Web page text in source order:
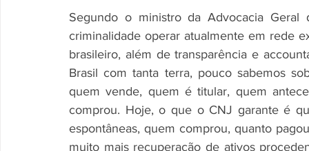
Segundo o ministro da Advocacia
criminalidade operar atualmente em rede
brasileiro, além de transparência e
Brasil com tanta terra, pouco sabemos
quem vende, quem é titular, quem
comprou. Hoje, o que o CNJ garante é
espontâneas, quem comprou, quanto
muito mais recuperação de ativos